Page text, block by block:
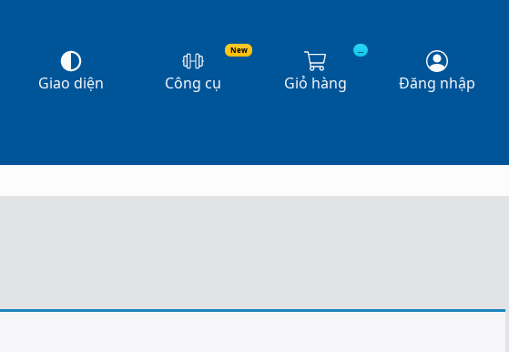
Giao diện
New
Công cụ
...
Giỏ hàng Đăng nhập